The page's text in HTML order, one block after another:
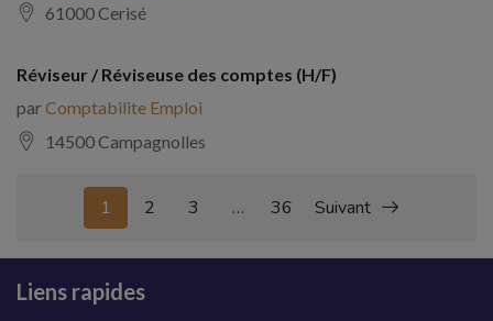
61000 Cerisé
Réviseur / Réviseuse des comptes (H/F)
parComptabilite Emploi
14500 Campagnolles
1 2 3 … 36 Suivant
Liens rapides